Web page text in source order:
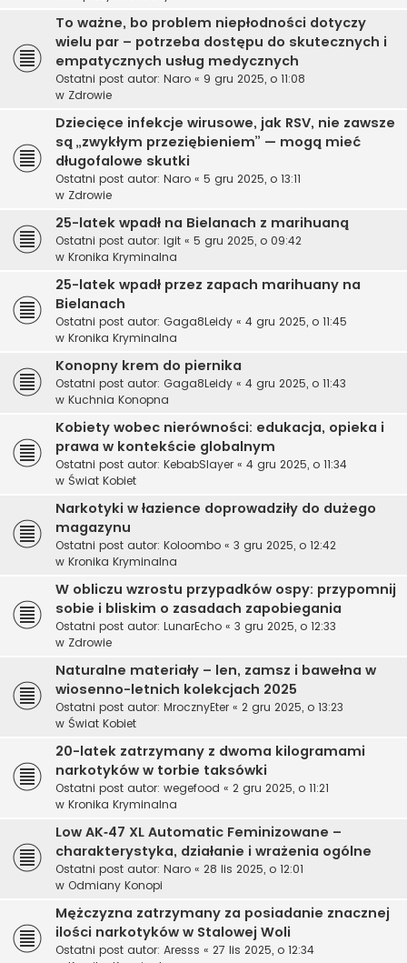
To ważne, bo problem niepłodności dotyczy
wielu par – potrzeba dostępu do skutecznych i
empatycznych usług medycznych
Ostatni post autor: Naro « 9 gru 2025, o 11:08
w Zdrowie
Dziecięce infekcje wirusowe, jak RSV, nie zawsze
są „zwykłym przeziębieniem” — mogą mieć
długofalowe skutki
Ostatni post autor: Naro « 5 gru 2025, o 13:11
w Zdrowie
25-latek wpadł na Bielanach z marihuaną
Ostatni post autor: Igit « 5 gru 2025, o 09:42
w Kronika Kryminalna
25-latek wpadł przez zapach marihuany na
Bielanach
Ostatni post autor: Gaga8Leidy « 4 gru 2025, o 11:45
w Kronika Kryminalna
Konopny krem do piernika
Ostatni post autor: Gaga8Leidy « 4 gru 2025, o 11:43
w Kuchnia Konopna
Kobiety wobec nierówności: edukacja, opieka i
prawa w kontekście globalnym
Ostatni post autor: KebabSlayer « 4 gru 2025, o 11:34
w Świat Kobiet
Narkotyki w łazience doprowadziły do dużego
magazynu
Ostatni post autor: Koloombo « 3 gru 2025, o 12:42
w Kronika Kryminalna
W obliczu wzrostu przypadków ospy: przypomnij
sobie i bliskim o zasadach zapobiegania
Ostatni post autor: LunarEcho « 3 gru 2025, o 12:33
w Zdrowie
Naturalne materiały – len, zamsz i bawełna w
wiosenno-letnich kolekcjach 2025
Ostatni post autor: MrocznyEter « 2 gru 2025, o 13:23
w Świat Kobiet
20-latek zatrzymany z dwoma kilogramami
narkotyków w torbie taksówki
Ostatni post autor: wegefood « 2 gru 2025, o 11:21
w Kronika Kryminalna
Low AK‑47 XL Automatic Feminizowane –
charakterystyka, działanie i wrażenia ogólne
Ostatni post autor: Naro « 28 lis 2025, o 12:01
w Odmiany Konopi
Mężczyzna zatrzymany za posiadanie znacznej
ilości narkotyków w Stalowej Woli
Ostatni post autor: Aresss « 27 lis 2025, o 12:34